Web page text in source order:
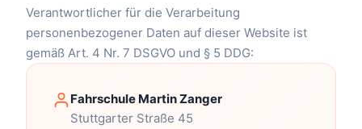
Verantwortlicher für die Verarbeitung
personenbezogener Daten auf dieser Website ist
gemäß Art. 4 Nr. 7 DSGVO und § 5 DDG:
Fahrschule Martin Zanger
Stuttgarter Straße 45